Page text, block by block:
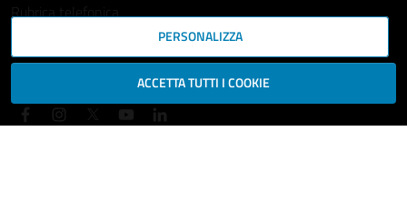
Rubrica telefonica
SEGUICI SU
PERSONALIZZA
ACCETTA TUTTI I COOKIE